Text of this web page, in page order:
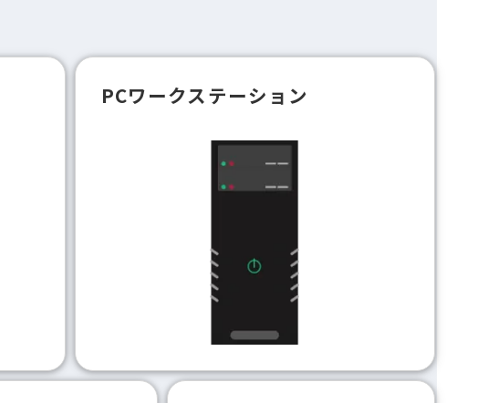
PCワークステーション